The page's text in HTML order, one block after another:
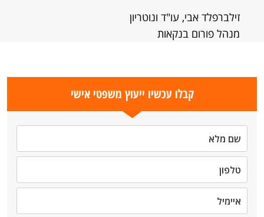
זילברפלד אבי, עו"ד ונוטריון
מנהל פורום בנקאות
קבלו עכשיו ייעוץ משפטי אישי